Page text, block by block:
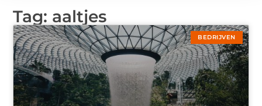
Tag: aaltjes
BEDRIJVEN